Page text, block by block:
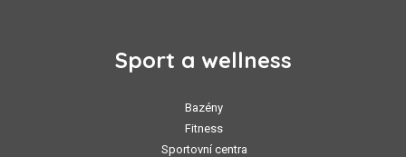
Sport a wellness
Bazény
Fitness
Sportovní centra